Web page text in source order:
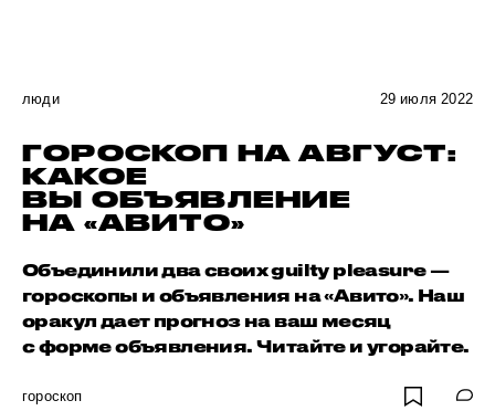
люди 29 июля 2022
ГОРОСКОП НА АВГУСТ:
КАКОЕ
ВЫ ОБЪЯВЛЕНИЕ
НА «АВИТО»
Объединили два своих guilty pleasure —
гороскопы и объявления на «Авито». Наш
оракул дает прогноз на ваш месяц
с форме объявления. Читайте и угорайте.
гороскоп